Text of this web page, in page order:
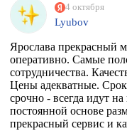
4 октября
Lyubov
Ярослава прекрасный
оперативно. Самые
сотрудничества.
Цены адекватные.
срочно - всегда идут
постоянной основе
прекрасный сервис и